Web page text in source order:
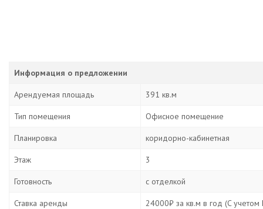
Информация о предложении
Арендуемая площадь 391 кв.м
Тип помещения Офисное помещение
Планировка коридорно-кабинетная
Этаж 3
Готовность с отделкой
Ставка аренды 24000₽ за кв.м в год (C